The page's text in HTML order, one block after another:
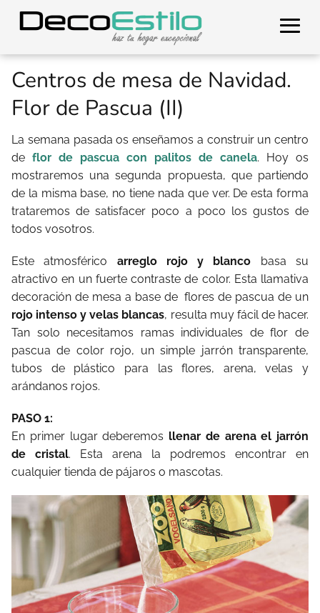
Centros de mesa de Navidad.
Flor de Pascua (II)
La semana pasada os enseñamos a construir un centro
de flor de pascua con palitos de canela. Hoy os
mostraremos una segunda propuesta, que partiendo
de la misma base, no tiene nada que ver. De esta forma
trataremos de satisfacer poco a poco los gustos de
todos vosotros.
Este atmosférico arreglo rojo y blanco basa su
atractivo en un fuerte contraste de color. Esta llamativa
decoración de mesa a base de flores de pascua de un
rojo intenso y velas blancas, resulta muy fácil de hacer.
Tan solo necesitamos ramas individuales de flor de
pascua de color rojo, un simple jarrón transparente,
tubos de plástico para las flores, arena, velas y
arándanos rojos.
PASO 1:
En primer lugar deberemos llenar de arena el jarrón
de cristal. Esta arena la podremos encontrar en
cualquier tienda de pájaros o mascotas.